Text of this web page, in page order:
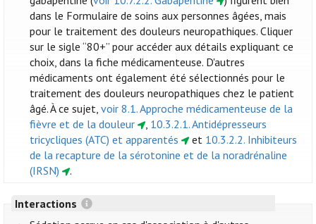
dans le Formulaire de soins aux personnes âgées, mais
pour le traitement des douleurs neuropathiques. Cliquer
sur le sigle “80+” pour accéder aux détails expliquant ce
choix, dans la fiche médicamenteuse. D'autres
médicaments ont également été sélectionnés pour le
traitement des douleurs neuropathiques chez le patient
âgé. À ce sujet,voir 8.1. Approche médicamenteuse de la
fièvre et de la douleur
, 10.3.2.1. Antidépresseurs
tricycliques (ATC) et apparentés
et 10.3.2.2. Inhibiteurs
de la recapture de la sérotonine et de la noradrénaline
(IRSN)
.
Interactions